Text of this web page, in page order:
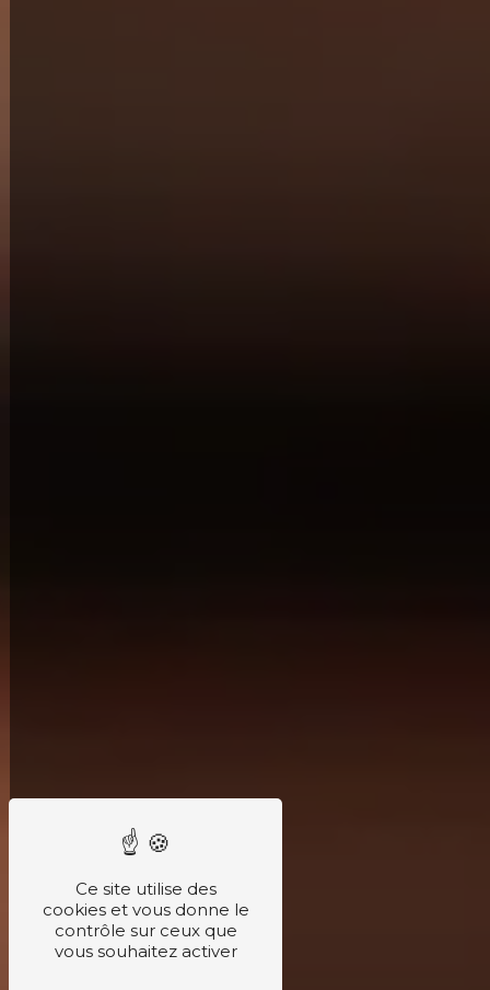
Ce site utilise des
cookies et vous donne le
contrôle sur ceux que
vous souhaitez activer